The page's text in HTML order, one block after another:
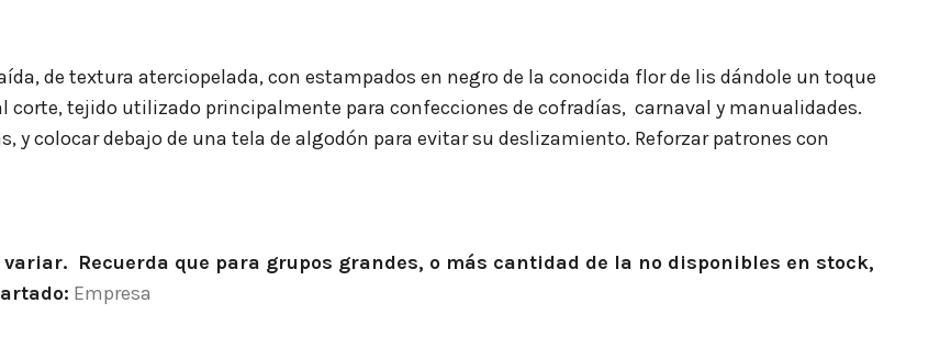
de textura aterciopelada, con estampados en negro de la conocida flor de lis dándole un toque
corte, tejido utilizado principalmente para confecciones de cofradías, carnaval y manualidades.
y colocar debajo de una tela de algodón para evitar su deslizamiento. Reforzar patrones con
Recuerda que para grupos grandes, o más cantidad de la no disponibles en stock,
Empresa